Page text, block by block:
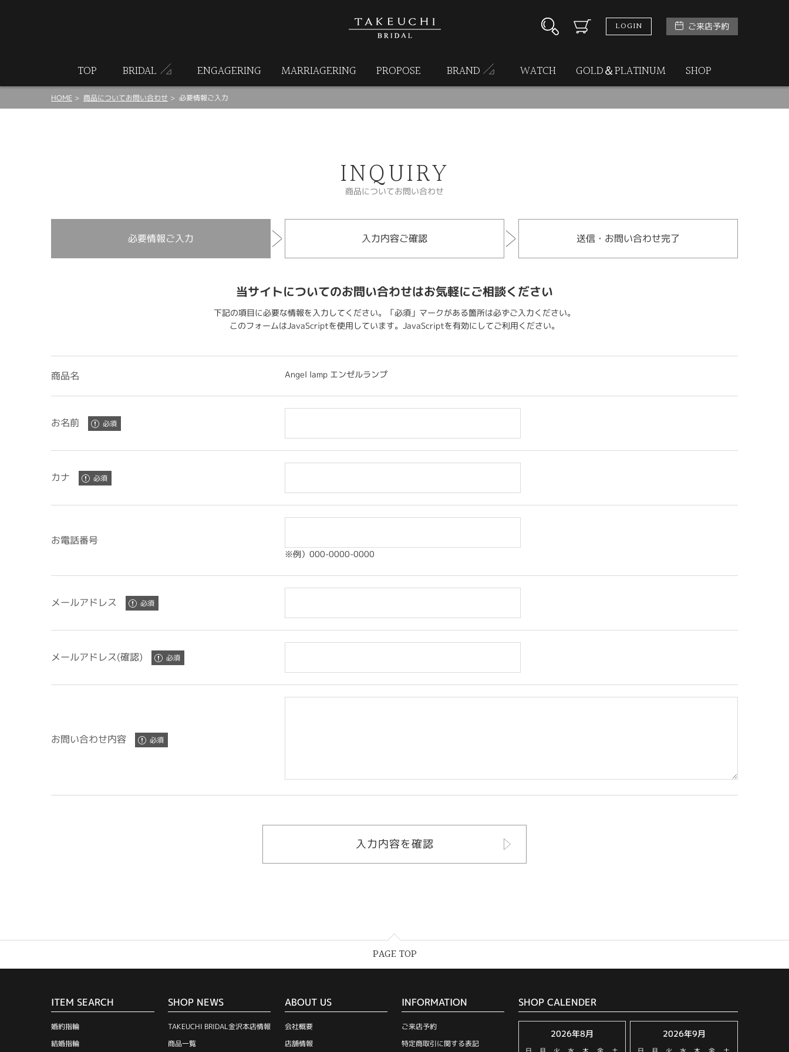
LOGIN ご来店予約
TOP BRIDAL ENGAGERING MARRIAGERING PROPOSE BRAND WATCH GOLD＆PLATINUM SHOP
HOME 商品についてお問い合わせ 必要情報ご入力
INQUIRY
商品についてお問い合わせ
必要情報ご入力 入力内容ご確認 送信・お問い合わせ完了
当サイトについてのお問い合わせはお気軽にご相談ください
下記の項目に必要な情報を入力してください。「必須」マークがある箇所は必ずご入力ください。
このフォームはJavaScriptを使用しています。JavaScriptを有効にしてご利用ください。
商品名 Angel lamp エンゼルランプ
お名前
カナ
お電話番号
※例）000-0000-0000
メールアドレス
メールアドレス(確認)
お問い合わせ内容
PAGE TOP
ITEM SEARCH
婚約指輪
結婚指輪
SHOP NEWS
TAKEUCHI BRIDAL金沢本店情報
商品一覧
ABOUT US
会社概要
店舗情報
INFORMATION
ご来店予約
特定商取引に関する表記
SHOP CALENDER
2026年8月 2026年9月